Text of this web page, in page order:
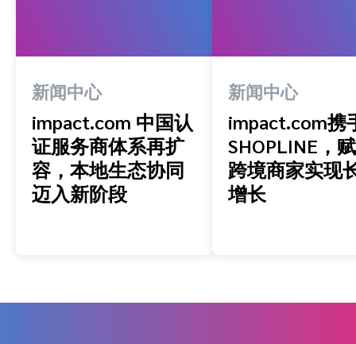
新闻中心
impact.com 中国认
证服务商体系再扩
容，本地生态协同
迈入新阶段
新闻中心
impact.com携
SHOPLINE，
跨境商家实现
增长